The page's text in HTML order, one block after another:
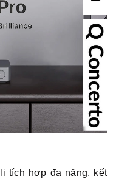
tích hợp đa năng, kết